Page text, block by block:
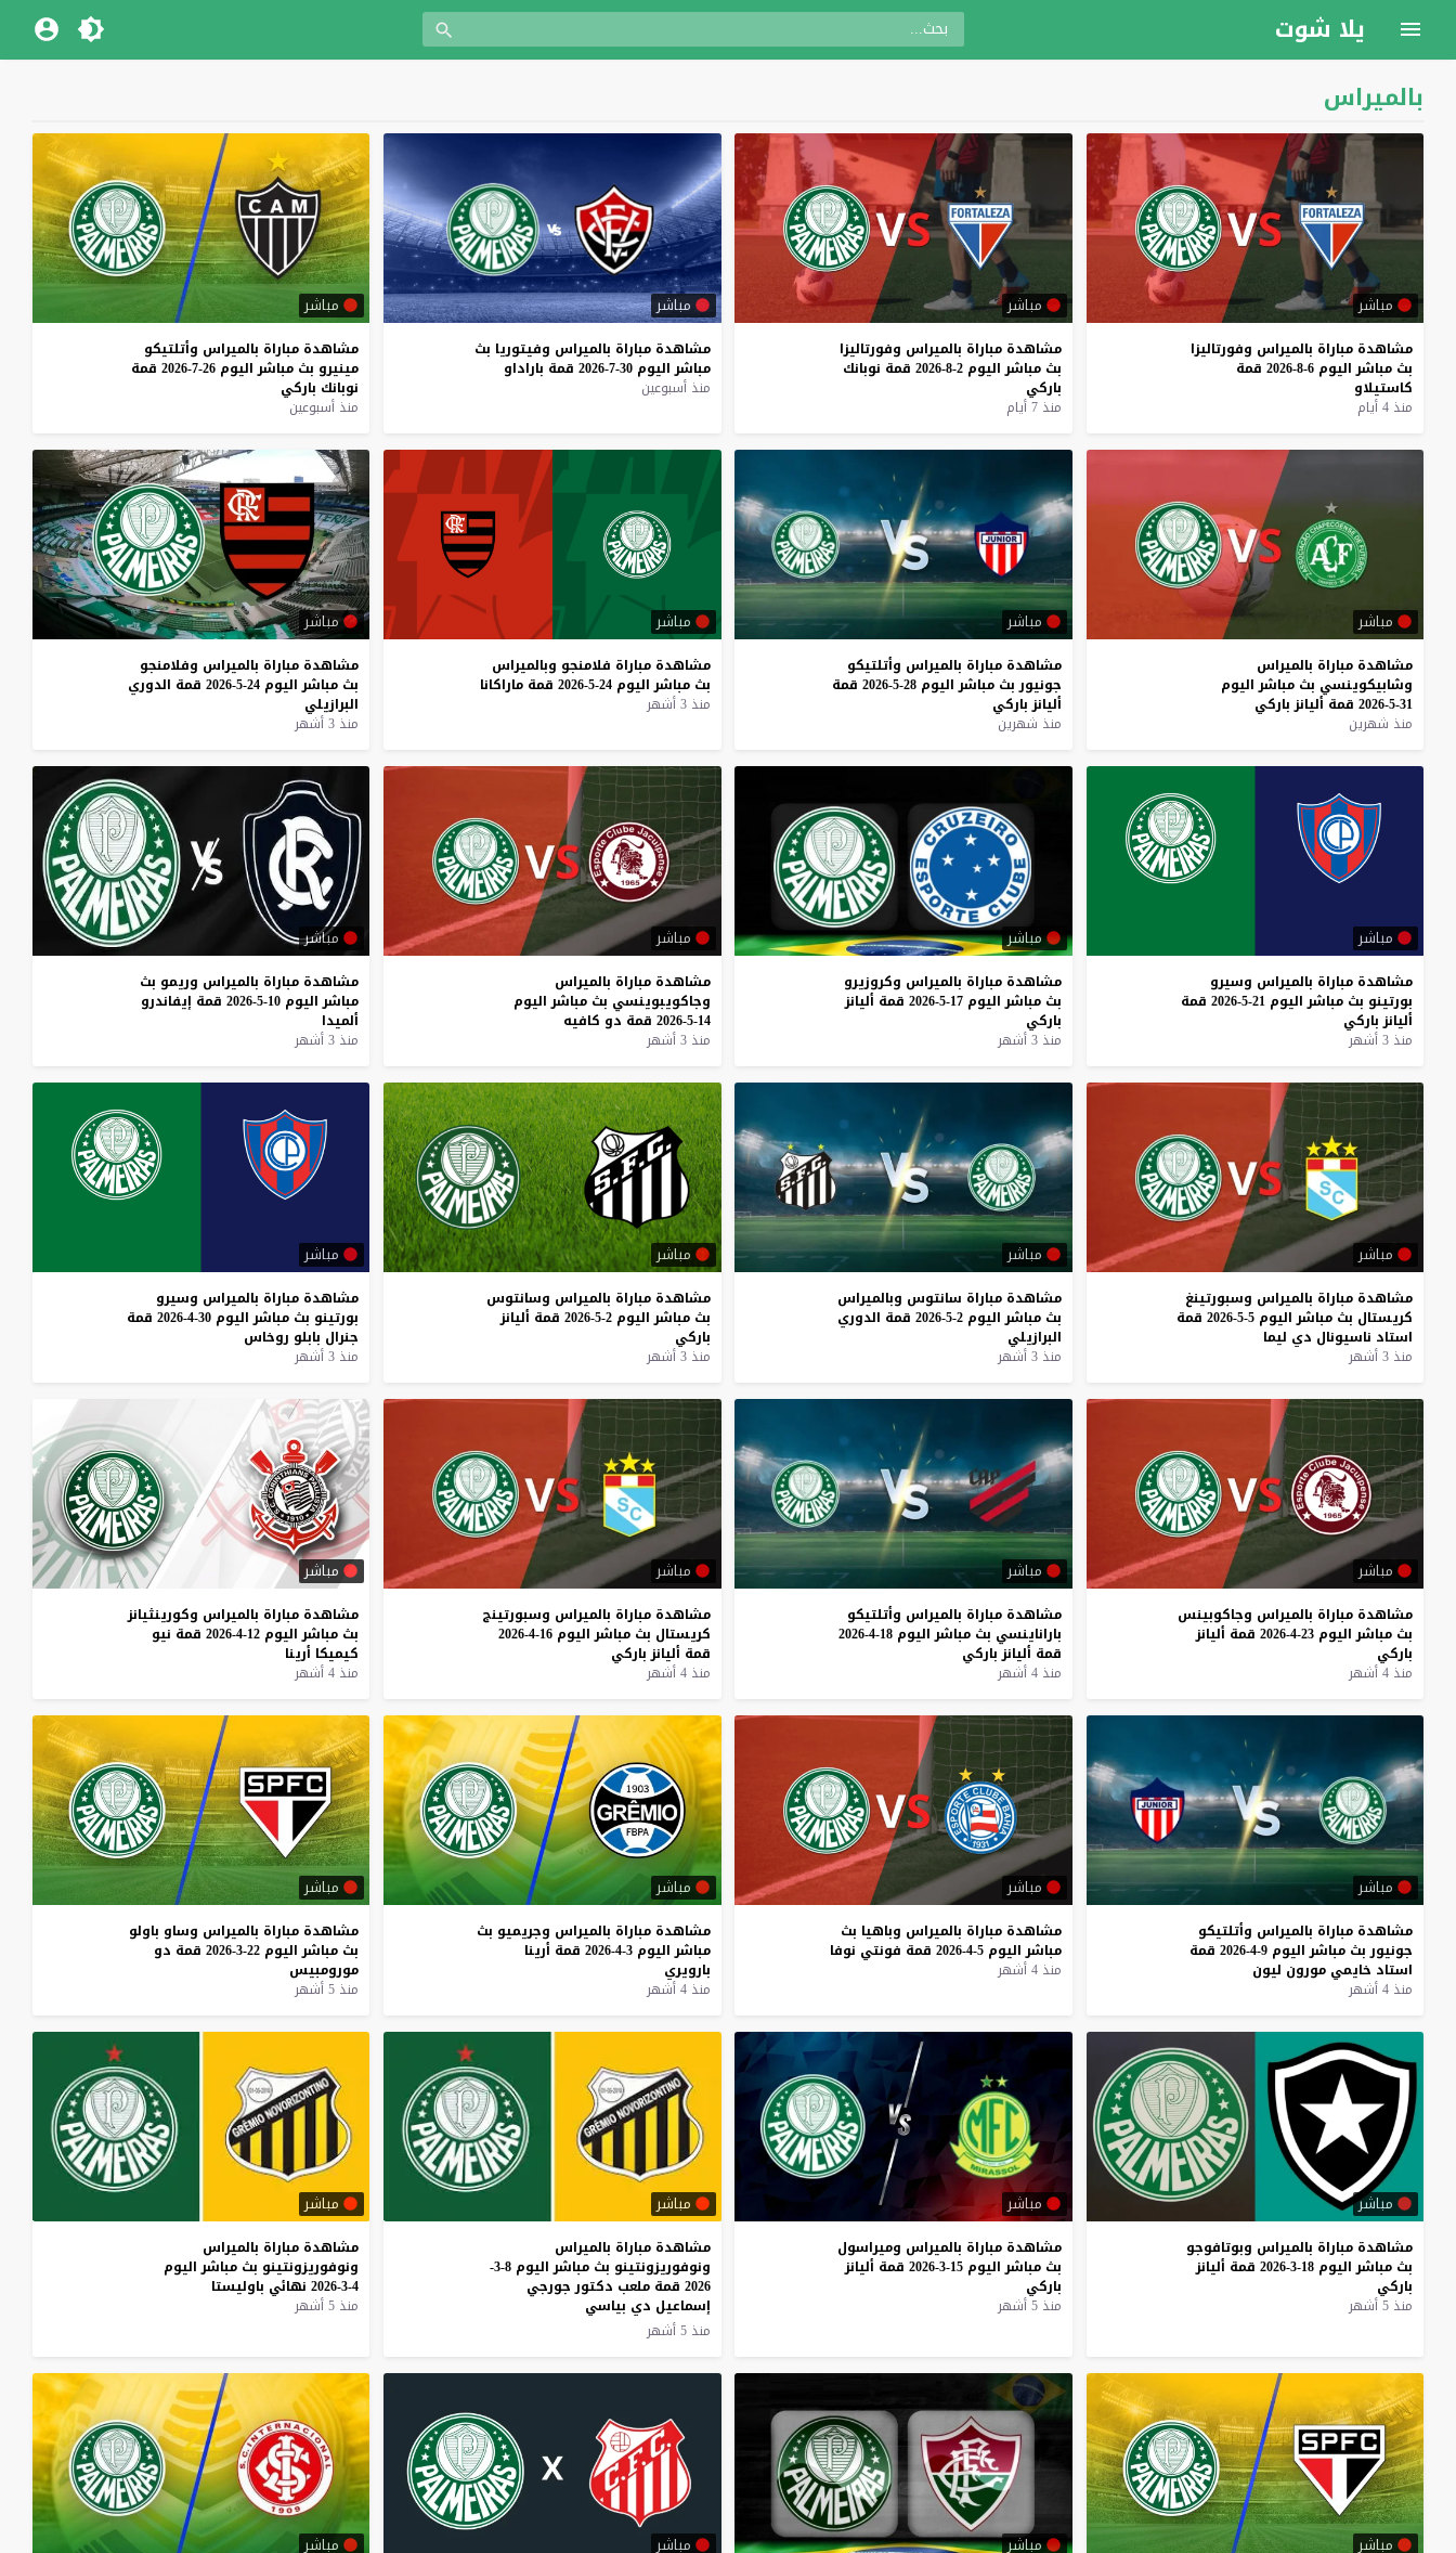
يلا شوت
بالميراس
مباشر
مشاهدة مباراة بالميراس وفورتاليزا
بث مباشر اليوم 6-8-2026
قمة
كاستيلاو
منذ 4 أيام
مباشر
مشاهدة مباراة بالميراس وفورتاليزا
بث مباشر اليوم 2-8-2026 قمة نوبانك
باركي
منذ 7 أيام
مباشر
مشاهدة مباراة بالميراس وفيتوريا بث
مباشر اليوم 30-7-2026 قمة باراداو
منذ أسبوعين
مباشر
مشاهدة مباراة بالميراس وأتلتيكو
مينيرو بث مباشر اليوم 26-7-2026
قمة
نوبانك باركي
منذ أسبوعين
مباشر
مشاهدة مباراة بالميراس
وشابيكوينسي بث مباشر اليوم
31-5-2026
قمة أليانز باركي
منذ شهرين
مباشر
مشاهدة مباراة بالميراس وأتلتيكو
جونيور بث مباشر اليوم 28-5-2026
قمة
أليانز باركي
منذ شهرين
مباشر
مشاهدة مباراة فلامنجو وبالميراس
بث مباشر اليوم 24-5-2026 قمة ماراكانا
منذ 3 أشهر
مباشر
مشاهدة مباراة بالميراس وفلامنجو
بث مباشر اليوم 24-5-2026 قمة الدوري
البرازيلي
منذ 3 أشهر
مباشر
مشاهدة مباراة بالميراس وسيرو
بورتينو بث مباشر اليوم 21-5-2026
قمة
أليانز باركي
منذ 3 أشهر
مباشر
مشاهدة مباراة بالميراس وكروزيرو
بث مباشر اليوم 17-5-2026 قمة أليانز
باركي
منذ 3 أشهر
مباشر
مشاهدة مباراة بالميراس
وجاكويبوينسي بث مباشر اليوم
14-5-2026
قمة دو كافيه
منذ 3 أشهر
مباشر
مشاهدة مباراة بالميراس وريمو بث
مباشر اليوم 10-5-2026 قمة إيفاندرو
ألميدا
منذ 3 أشهر
مباشر
مشاهدة مباراة بالميراس وسبورتينغ
كريستال بث مباشر اليوم 5-5-2026
قمة
استاد ناسيونال دي ليما
منذ 3 أشهر
مباشر
مشاهدة مباراة سانتوس وبالميراس
بث مباشر اليوم 2-5-2026 قمة الدوري
البرازيلي
منذ 3 أشهر
مباشر
مشاهدة مباراة بالميراس وسانتوس
بث مباشر اليوم 2-5-2026 قمة أليانز
باركي
منذ 3 أشهر
مباشر
مشاهدة مباراة بالميراس وسيرو
بورتينو بث مباشر اليوم 30-4-2026
قمة
جنرال بابلو روخاس
منذ 3 أشهر
مباشر
مشاهدة مباراة بالميراس وجاكوبينس
بث مباشر اليوم 23-4-2026 قمة أليانز
باركي
منذ 4 أشهر
مباشر
مشاهدة مباراة بالميراس وأتلتيكو
باراناينسي بث مباشر اليوم 18-4-2026
قمة أليانز باركي
منذ 4 أشهر
مباشر
مشاهدة مباراة بالميراس وسبورتينج
كريستال بث مباشر اليوم 16-4-2026
قمة أليانز باركي
منذ 4 أشهر
مباشر
مشاهدة مباراة بالميراس وكورينثيانز
بث مباشر اليوم 12-4-2026 قمة نيو
كيميكا أرينا
منذ 4 أشهر
مباشر
مشاهدة مباراة بالميراس وأتلتيكو
جونيور بث مباشر اليوم 9-4-2026
قمة
استاد خايمي مورون ليون
منذ 4 أشهر
مباشر
مشاهدة مباراة بالميراس وباهيا بث
مباشر اليوم 5-4-2026 قمة فونتي نوفا
منذ 4 أشهر
مباشر
مشاهدة مباراة بالميراس وجريميو بث
مباشر اليوم 3-4-2026 قمة أرينا
بارويري
منذ 4 أشهر
مباشر
مشاهدة مباراة بالميراس وساو باولو
بث مباشر اليوم 22-3-2026 قمة دو
مورومبيس
منذ 5 أشهر
مباشر
مشاهدة مباراة بالميراس وبوتافوجو
بث مباشر اليوم 18-3-2026 قمة أليانز
باركي
منذ 5 أشهر
مباشر
مشاهدة مباراة بالميراس وميراسول
بث مباشر اليوم 15-3-2026 قمة أليانز
باركي
منذ 5 أشهر
مباشر
مشاهدة مباراة بالميراس
ونوفوريزونتينو بث مباشر اليوم 8-3-
2026 قمة ملعب دكتور جورجي
إسماعيل دي بياسي
منذ 5 أشهر
مباشر
مشاهدة مباراة بالميراس
ونوفوريزونتينو بث مباشر اليوم
4-3-2026
نهائي باوليستا
منذ 5 أشهر
مباشر مباشر مباشر مباشر